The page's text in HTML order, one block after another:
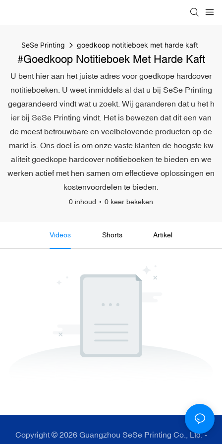
SeSe Printing goedkoop notitieboek met harde kaft
#goedkoop Notitieboek Met Harde Kaft
U bent hier aan het juiste adres voor goedkope hardcover
notitieboeken. U weet inmiddels al dat u bij SeSe Printing
gegarandeerd vindt wat u zoekt. Wij garanderen dat u het h
ier bij SeSe Printing vindt. Het is bewezen dat dit een van
de meest betrouwbare en veelbelovende producten op de
markt is. Ons doel is om onze vaste klanten de hoogste kw
aliteit goedkope hardcover notitieboeken te bieden en we
werken actief met hen samen om effectieve oplossingen en
kostenvoordelen te bieden.
0 inhoud 0 keer bekeken
Videos Shorts Artikel
Copyright © 2026 Guangzhou SeSe Printing Co., Ltd. -